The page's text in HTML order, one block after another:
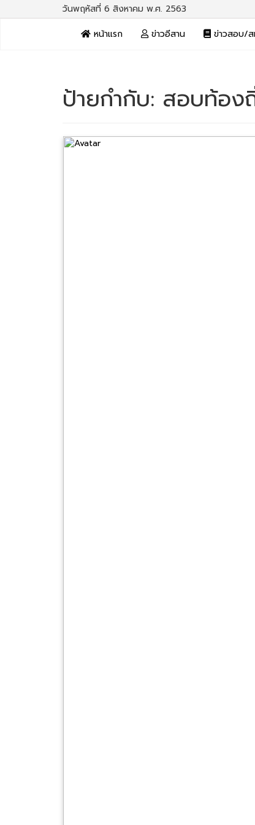
วันพฤหัสที่ 6 สิงหาคม พ.ศ. 2563
หน้าแรก
ข่าวอีสาน ข่าวสอบ/
ป้ายกำกับ: สอบท้อง